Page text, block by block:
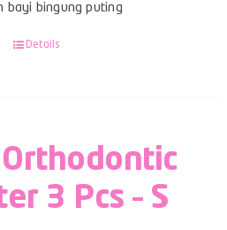
bayi bingung puting
Details
3 Pcs – S